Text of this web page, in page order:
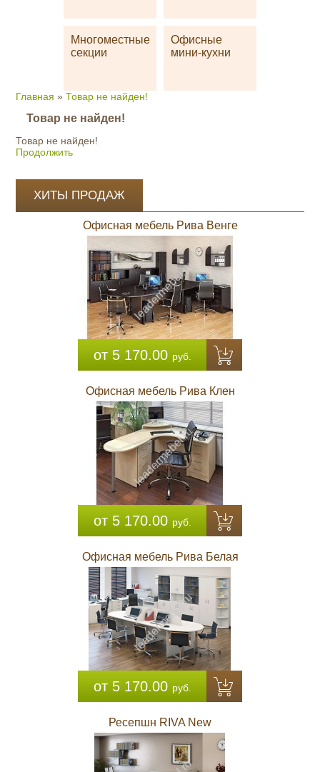
Многоместные
секции
Офисные
мини-кухни
Главная » Товар не найден!
Товар не найден!
Товар не найден!
Продолжить
ХИТЫ ПРОДАЖ
Офисная мебель Рива Венге
от 5 170.00 руб.
Офисная мебель Рива Клен
от 5 170.00 руб.
Офисная мебель Рива Белая
от 5 170.00 руб.
Ресепшн RIVA New